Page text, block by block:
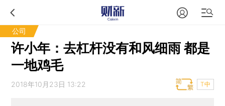
公司
许小年：去杠杆没有和风细雨 都是
一地鸡毛
2018年10月23日 13:22 T中